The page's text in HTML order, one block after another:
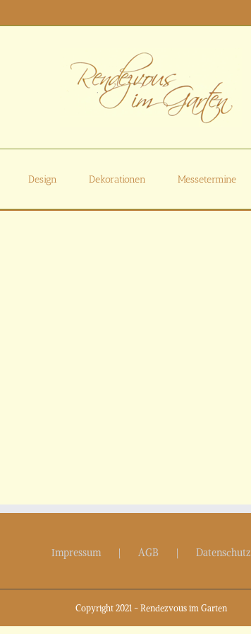
Design Dekorationen Messetermine
Impressum AGB Datenschutz
Copyright 2021 - Rendezvous im Garten